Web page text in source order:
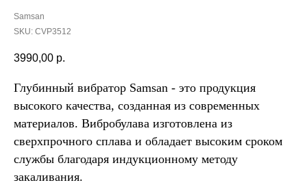
Samsan
SKU: CVP3512
3990,00 р.
Глубинный вибратор Samsan - это продукция
высокого качества, созданная из современных
материалов. Вибробулава изготовлена из
сверхпрочного сплава и обладает высоким сроком
службы благодаря индукционному методу
закаливания.